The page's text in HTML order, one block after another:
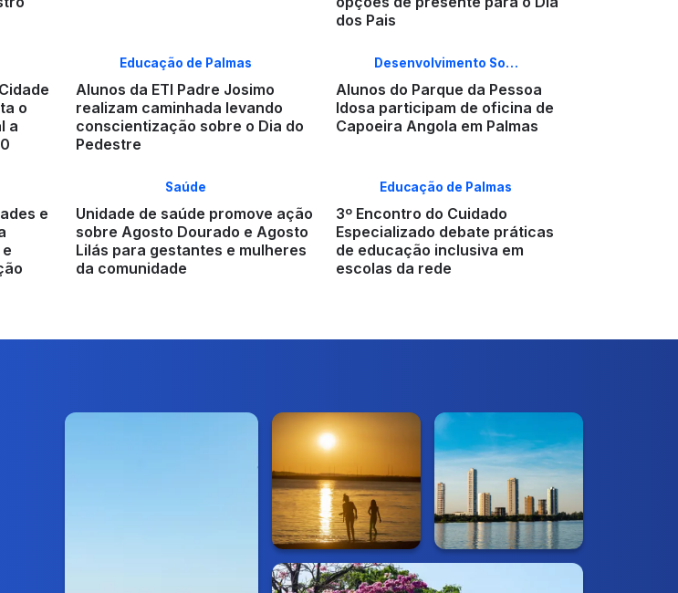
dos Pais
o
a
Educação de Palmas
Alunos da ETI Padre Josimo
realizam caminhada levando
conscientização sobre o Dia do
Pedestre
Desenvolvimento So…
Alunos do Parque da Pessoa
Idosa participam de oficina de
Capoeira Angola em Palmas
e
Saúde
Unidade de saúde promove ação
sobre Agosto Dourado e Agosto
Lilás para gestantes e mulheres
da comunidade
Educação de Palmas
3º Encontro do Cuidado
Especializado debate práticas
de educação inclusiva em
escolas da rede